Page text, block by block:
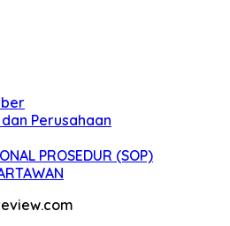
Perusahaan
PROSEDUR (SOP)